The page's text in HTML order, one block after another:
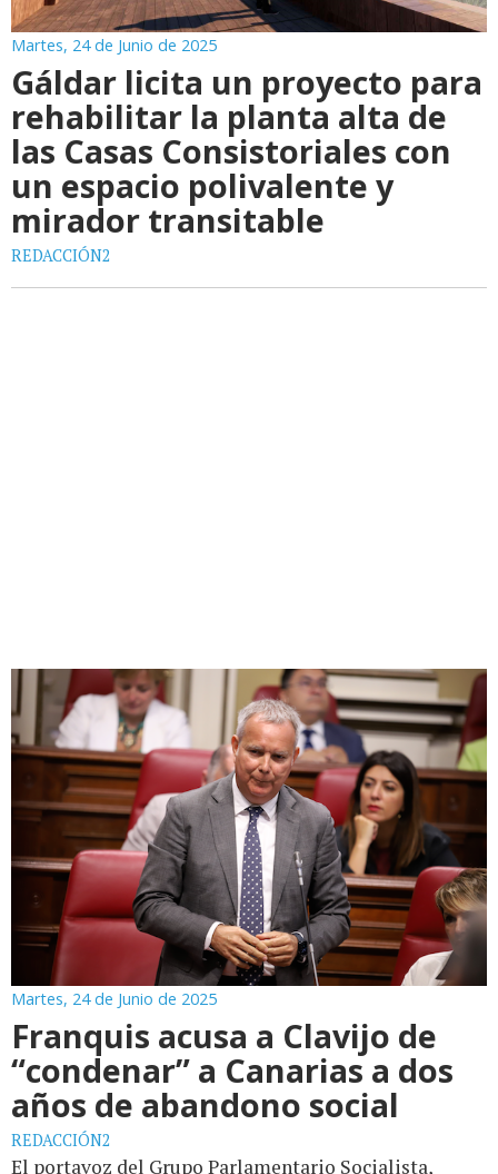
Martes, 24 de Junio de 2025
Gáldar licita un proyecto para
rehabilitar la planta alta de
las Casas Consistoriales con
un espacio polivalente y
mirador transitable
REDACCIÓN2
Martes, 24 de Junio de 2025
Franquis acusa a Clavijo de
“condenar” a Canarias a dos
años de abandono social
REDACCIÓN2
El portavoz del Grupo Parlamentario Socialista,